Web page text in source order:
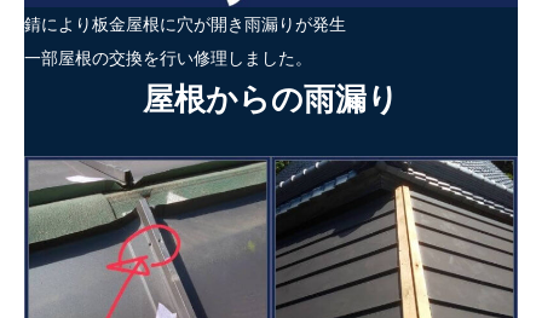
錆により板金屋根に穴が開き雨漏りが発生
一部屋根の交換を行い修理しました。
屋根からの雨漏り